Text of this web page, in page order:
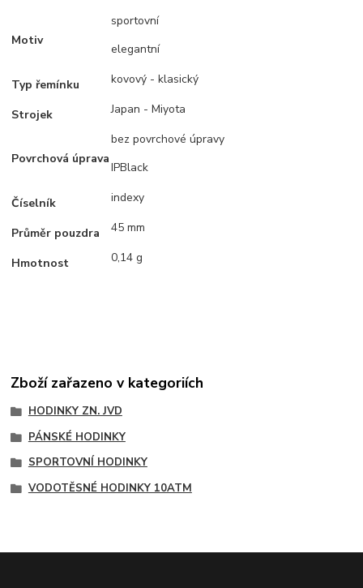
Motiv
sportovní
elegantní
Typ řemínku kovový - klasický
Strojek Japan - Miyota
Povrchová úprava
bez povrchové úpravy
IPBlack
Číselník indexy
Průměr pouzdra 45 mm
Hmotnost 0,14 g
Zboží zařazeno v kategoriích
HODINKY ZN. JVD
PÁNSKÉ HODINKY
SPORTOVNÍ HODINKY
VODOTĚSNÉ HODINKY 10ATM